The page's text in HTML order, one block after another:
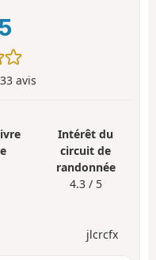
33 avis
Intérêt du
circuit de
randonnée
4.3 / 5
jlcrcfx